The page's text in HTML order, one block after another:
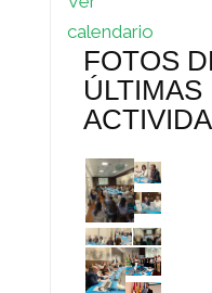
calendario
FOTOS
ÚLTIMAS